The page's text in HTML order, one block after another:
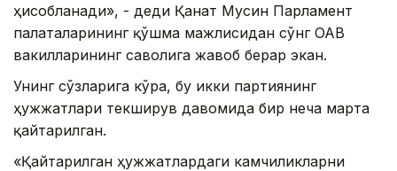
ҳисобланади», - деди Қанат Мусин Парламент
палаталарининг қўшма мажлисидан сўнг ОАВ
вакилларининг саволига жавоб берар экан.
Унинг сўзларига кўра, бу икки партиянинг
ҳужжатлари текширув давомида бир неча марта
қайтарилган.
«Қайтарилган ҳужжатлардаги камчиликларни